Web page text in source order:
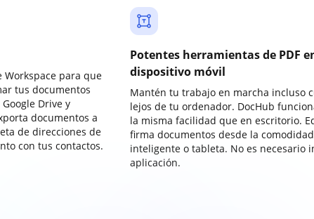
Workspace para que
tus documentos
Drive y
documentos a
de direcciones de
con tus contactos.
Potentes herramientas de PDF
dispositivo móvil
Mantén tu trabajo en marcha incluso
lejos de tu ordenador. DocHub
la misma facilidad que en escritorio.
firma documentos desde la
inteligente o tableta. No es necesario
aplicación.